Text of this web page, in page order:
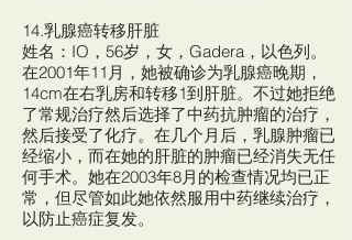
14.乳腺癌转移肝脏
姓名：IO，56岁，女，Gadera，以色列。
在2001年11月，她被确诊为乳腺癌晚期，
14cm在右乳房和转移1到肝脏。不过她拒绝
了常规治疗然后选择了中药抗肿瘤的治疗，
然后接受了化疗。在几个月后，乳腺肿瘤已
经缩小，而在她的肝脏的肿瘤已经消失无任
何手术。她在2003年8月的检查情况均已正
常，但尽管如此她依然服用中药继续治疗，
以防止癌症复发。